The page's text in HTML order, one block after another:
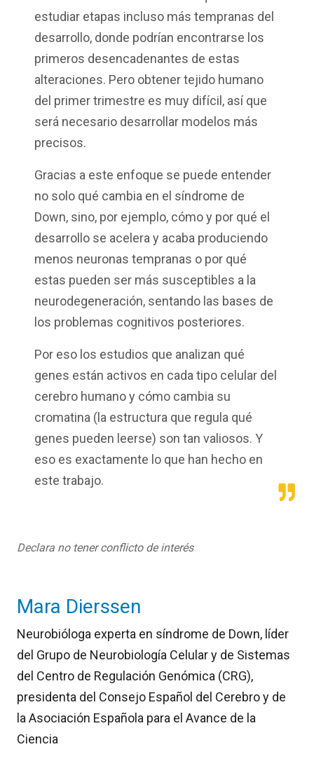
estudiar etapas incluso más tempranas del
desarrollo, donde podrían encontrarse los
primeros desencadenantes de estas
alteraciones. Pero obtener tejido humano
del primer trimestre es muy difícil, así que
será necesario desarrollar modelos más
precisos.
Gracias a este enfoque se puede entender
no solo qué cambia en el síndrome de
Down, sino, por ejemplo, cómo y por qué el
desarrollo se acelera y acaba produciendo
menos neuronas tempranas o por qué
estas pueden ser más susceptibles a la
neurodegeneración, sentando las bases de
los problemas cognitivos posteriores.
Por eso los estudios que analizan qué
genes están activos en cada tipo celular del
cerebro humano y cómo cambia su
cromatina (la estructura que regula qué
genes pueden leerse) son tan valiosos. Y
eso es exactamente lo que han hecho en
este trabajo.
Declara no tener conflicto de interés
Mara Dierssen
Neurobióloga experta en síndrome de Down, líder
del Grupo de Neurobiología Celular y de Sistemas
del Centro de Regulación Genómica (CRG),
presidenta del Consejo Español del Cerebro y de
la Asociación Española para el Avance de la
Ciencia